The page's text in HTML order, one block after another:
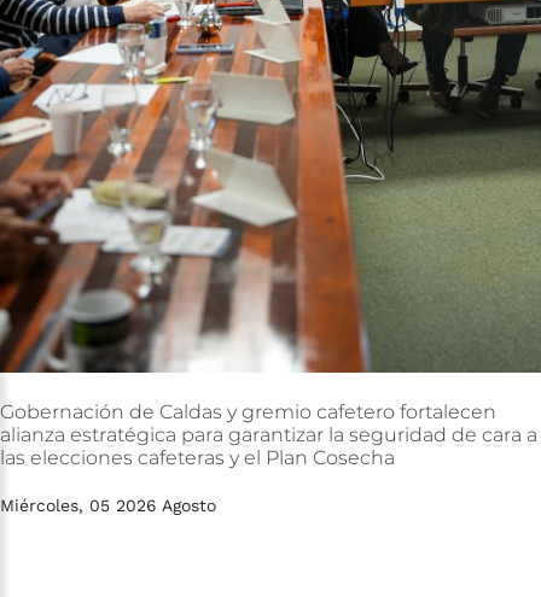
Gobernación de Caldas y gremio cafetero fortalecen
alianza estratégica para garantizar la seguridad de cara a
las elecciones cafeteras y el Plan Cosecha
Miércoles, 05 2026 Agosto